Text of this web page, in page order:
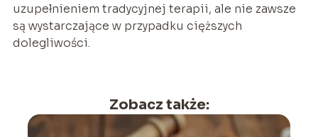
uzupełnieniem tradycyjnej terapii, ale nie zawsze
są wystarczające w przypadku cięższych
dolegliwości.
Zobacz także: